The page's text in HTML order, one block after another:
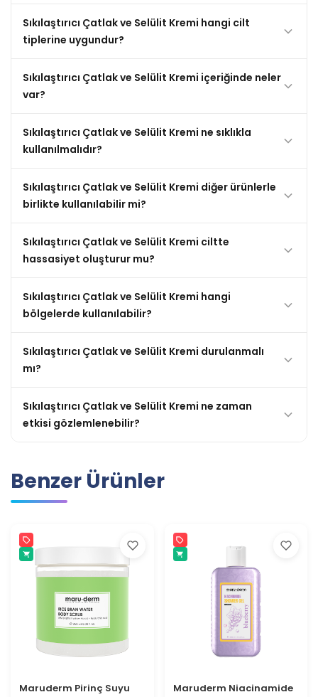
Sıkılaştırıcı Çatlak ve Selülit Kremi hangi cilt
tiplerine uygundur?
Sıkılaştırıcı Çatlak ve Selülit Kremi içeriğinde neler
var?
Sıkılaştırıcı Çatlak ve Selülit Kremi ne sıklıkla
kullanılmalıdır?
Sıkılaştırıcı Çatlak ve Selülit Kremi diğer ürünlerle
birlikte kullanılabilir mi?
Sıkılaştırıcı Çatlak ve Selülit Kremi ciltte
hassasiyet oluşturur mu?
Sıkılaştırıcı Çatlak ve Selülit Kremi hangi
bölgelerde kullanılabilir?
Sıkılaştırıcı Çatlak ve Selülit Kremi durulanmalı
mı?
Sıkılaştırıcı Çatlak ve Selülit Kremi ne zaman
etkisi gözlemlenebilir?
Benzer Ürünler
Maruderm Pirinç Suyu
Maruderm Niacinamide